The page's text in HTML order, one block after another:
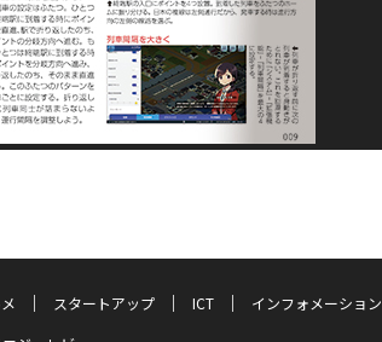
スタートアップ ICT
インフォメーション